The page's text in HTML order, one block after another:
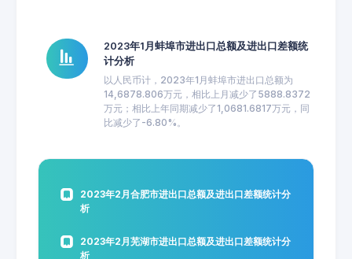
2023年1月蚌埠市进出口总额及进出口差额统
计分析
以人民币计，2023年1月蚌埠市进出口总额为
14,6878.806万元，相比上月减少了5888.8372
万元；相比上年同期减少了1,0681.6817万元，同
比减少了-6.80%。
2023年2月合肥市进出口总额及进出口差额统计分
析
2023年2月芜湖市进出口总额及进出口差额统计分
析